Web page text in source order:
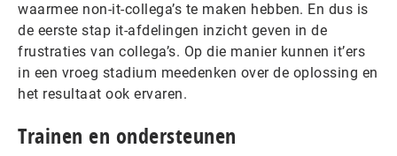
waarmee non-it-collega’s te maken hebben. En dus is
de eerste stap it-afdelingen inzicht geven in de
frustraties van collega’s. Op die manier kunnen it’ers
in een vroeg stadium meedenken over de oplossing en
het resultaat ook ervaren.
Trainen en ondersteunen